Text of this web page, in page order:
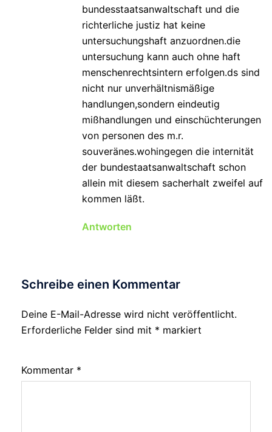
bundesstaatsanwaltschaft und die
richterliche justiz hat keine
untersuchungshaft anzuordnen.die
untersuchung kann auch ohne haft
menschenrechtsintern erfolgen.ds sind
nicht nur unverhältnismäßige
handlungen,sondern eindeutig
mißhandlungen und einschüchterungen
von personen des m.r.
souveränes.wohingegen die internität
der bundestaatsanwaltschaft schon
allein mit diesem sacherhalt zweifel auf
kommen läßt.
Antworten
Schreibe einen Kommentar
Deine E-Mail-Adresse wird nicht veröffentlicht.
Erforderliche Felder sind mit * markiert
Kommentar *